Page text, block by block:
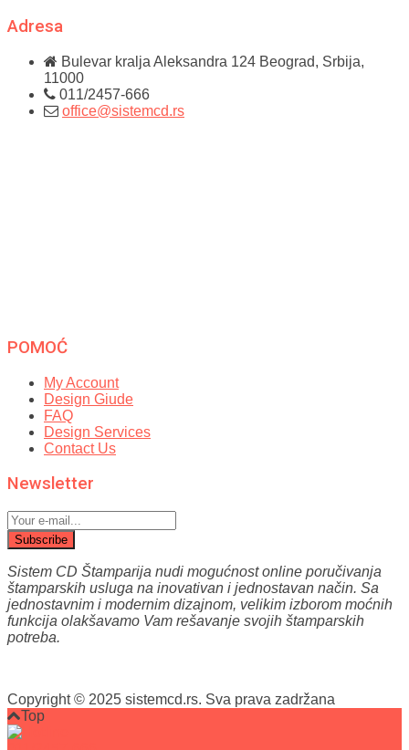
Adresa
Bulevar kralja Aleksandra 124 Beograd, Srbija,
11000
011/2457-666
office@sistemcd.rs
POMOĆ
My Account
Design Giude
FAQ
Design Services
Contact Us
Newsletter
Subscribe
Sistem CD Štamparija nudi mogućnost online poručivanja
štamparskih usluga na inovativan i jednostavan način. Sa
jednostavnim i modernim dizajnom, velikim izborom moćnih
funkcija olakšavamo Vam rešavanje svojih štamparskih
potreba.
Copyright © 2025 sistemcd.rs. Sva prava zadržana
Top